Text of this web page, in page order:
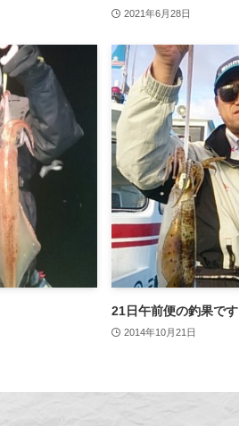
2021年6月28日
21日午前便の釣果です
2014年10月21日